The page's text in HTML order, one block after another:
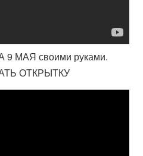
МАЯ своими руками.
ОТКРЫТКУ